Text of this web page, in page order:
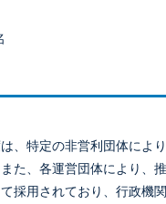
特定の非営利団体によ
、各運営団体により、
用されており、行政機